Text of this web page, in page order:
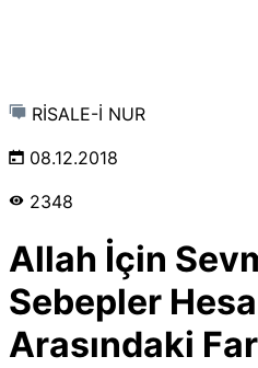
RİSALE-İ NUR
08.12.2018
2348
Allah İçin
Sebepler
Arasındaki